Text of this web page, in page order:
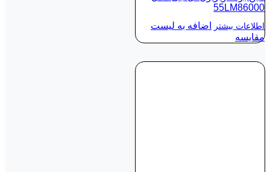
55LM86000
اطلاعات بیشتر
اضافه به لیست
مقایسه